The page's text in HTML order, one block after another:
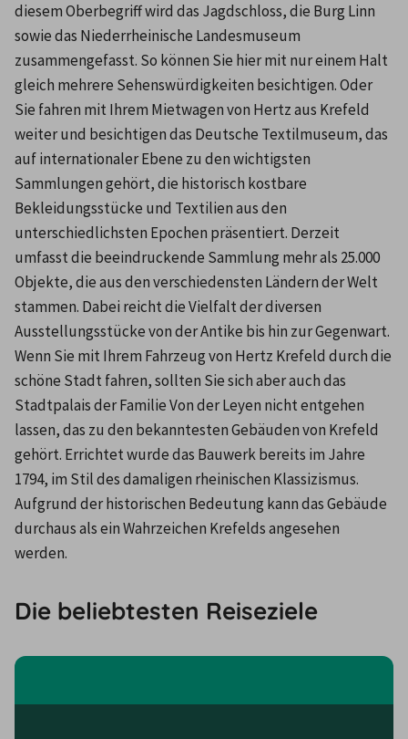
diesem Oberbegriff wird das Jagdschloss, die Burg Linn
sowie das Niederrheinische Landesmuseum
zusammengefasst. So können Sie hier mit nur einem Halt
gleich mehrere Sehenswürdigkeiten besichtigen. Oder
Sie fahren mit Ihrem Mietwagen von Hertz aus Krefeld
weiter und besichtigen das Deutsche Textilmuseum, das
auf internationaler Ebene zu den wichtigsten
Sammlungen gehört, die historisch kostbare
Bekleidungsstücke und Textilien aus den
unterschiedlichsten Epochen präsentiert. Derzeit
umfasst die beeindruckende Sammlung mehr als 25.000
Objekte, die aus den verschiedensten Ländern der Welt
stammen. Dabei reicht die Vielfalt der diversen
Ausstellungsstücke von der Antike bis hin zur Gegenwart.
Wenn Sie mit Ihrem Fahrzeug von Hertz Krefeld durch die
schöne Stadt fahren, sollten Sie sich aber auch das
Stadtpalais der Familie Von der Leyen nicht entgehen
lassen, das zu den bekanntesten Gebäuden von Krefeld
gehört. Errichtet wurde das Bauwerk bereits im Jahre
1794, im Stil des damaligen rheinischen Klassizismus.
Aufgrund der historischen Bedeutung kann das Gebäude
durchaus als ein Wahrzeichen Krefelds angesehen
werden.
Die beliebtesten Reiseziele